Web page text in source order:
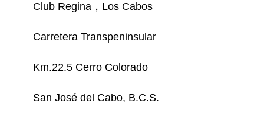
Club Regina ， Los Cabos
Carretera Transpeninsular
Km.22.5 Cerro Colorado
San José del Cabo, B.C.S.